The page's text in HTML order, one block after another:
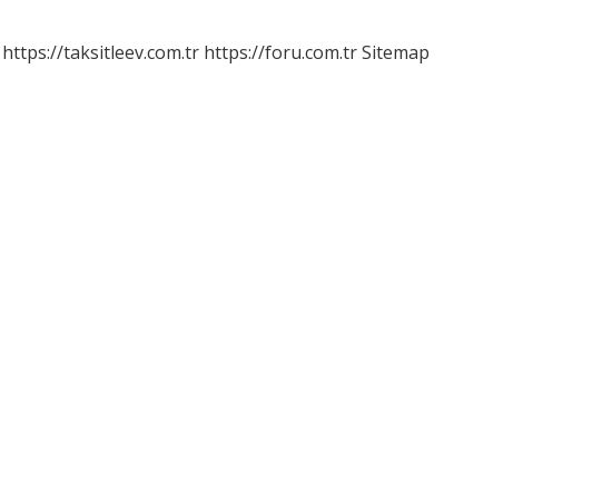
https://taksitleev.com.tr https://foru.com.trSitemap